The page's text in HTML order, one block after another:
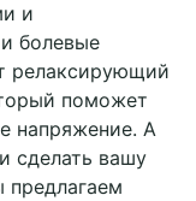
и
болевые
релаксирующий
поможет
напряжение. А
сделать вашу